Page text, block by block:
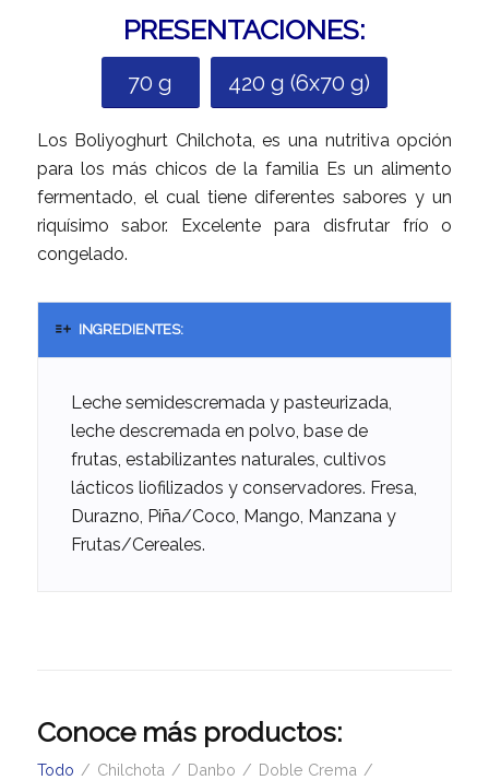
PRESENTACIONES:
70 g 420 g (6x70 g)
Los Boliyoghurt Chilchota, es una nutritiva opción
para los más chicos de la familia Es un alimento
fermentado, el cual tiene diferentes sabores y un
riquísimo sabor. Excelente para disfrutar frío o
congelado.
INGREDIENTES:
Leche semidescremada y pasteurizada,
leche descremada en polvo, base de
frutas, estabilizantes naturales, cultivos
lácticos liofilizados y conservadores. Fresa,
Durazno, Piña/Coco, Mango, Manzana y
Frutas/Cereales.
Conoce más productos:
Todo / Chilchota / Danbo / Doble Crema /